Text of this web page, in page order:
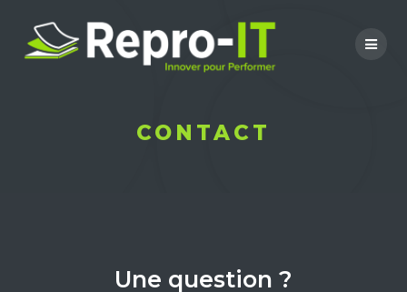
to
content
CONTACT
Une question ?